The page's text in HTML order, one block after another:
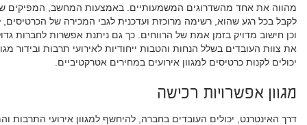
מהווה את אחד מהשדרוגים המשמעותיים. באמצעות המחשב, המפיקים של
לקבל בכל רגע שהוא, רשימה מרוכזת ועדכנית לגבי המכירה של הכרטיסים,
וכן חישוב מדויק בזמן אמת של הרווחים. כך גם ניתנת אפשרות לחברות
את צוות העובדים בשלל הנחות והטבות ייחודיות לאירועי תרבות ובידור
יכולים לקנות כרטיסים למגוון אירועים במחירים אטרקטיביים.
מגוון אפשרויות רכישה
דרך האינטרנט, יכולים העובדים בחברה, להיחשף למגוון אירועי התרבות